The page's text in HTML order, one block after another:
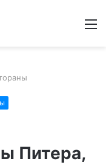
Питера,